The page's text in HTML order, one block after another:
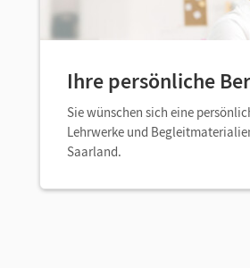
Ihre persönliche
Sie wünschen sich eine
Lehrwerke und
Saarland.